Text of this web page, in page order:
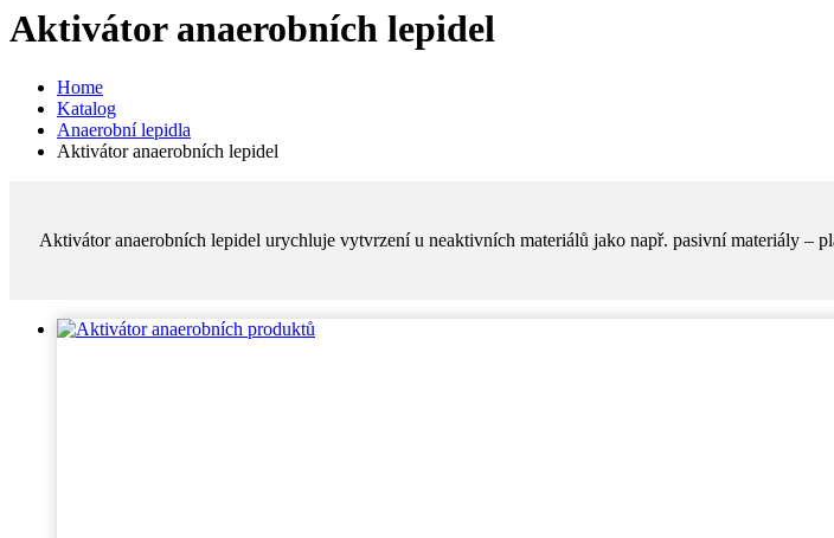
Aktivátor anaerobních lepidel
Home
Katalog
Anaerobní lepidla
Aktivátor anaerobních lepidel
Aktivátor anaerobních lepidel urychluje vytvrzení u neaktivních materiálů jako např. pasivní materiály –